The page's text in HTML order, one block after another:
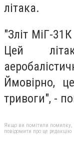
літака.
"Зліт МіГ-
Цей
Ймовірно,
тривоги", -
Якщо ви помітили помилку,
повідомити про це редакцію